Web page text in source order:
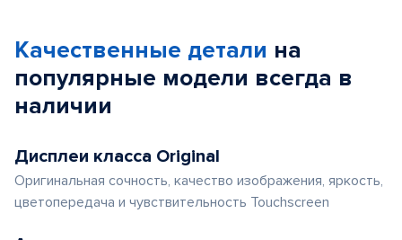
Качественные детали на
популярные модели всегда в
наличии
Дисплеи класса Original
Оригинальная сочность, качество изображения, яркость,
цветопередача и чувствительность Touchscreen